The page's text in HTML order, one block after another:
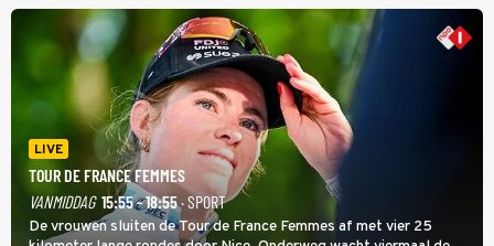
LIVE
TOUR DE FRANCE FEMMES
VANMIDDAG 15:55 - 18:55· SPORT
De vrouwen sluiten de Tour de France Femmes af met vier 25